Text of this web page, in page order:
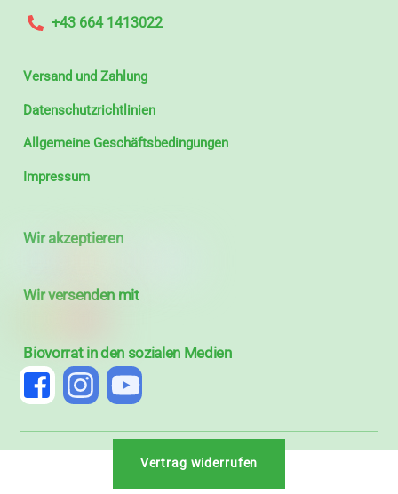
+43 664 1413022
Versand und Zahlung
Datenschutzrichtlinien
Allgemeine Geschäftsbedingungen
Impressum
Wir akzeptieren
Wir versenden mit
Biovorrat in den sozialen Medien
Vertrag widerrufen